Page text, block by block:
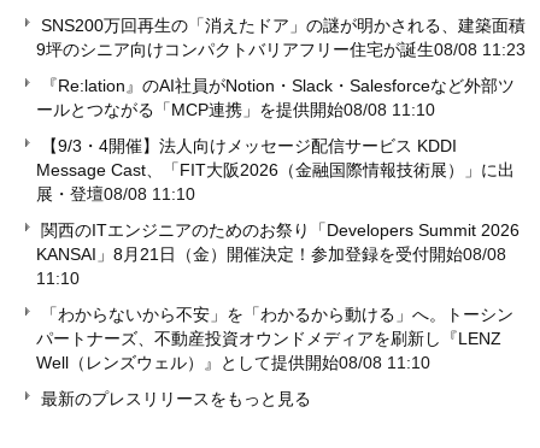
SNS200万回再生の「消えたドア」の謎が明かされる、建築面積
9坪のシニア向けコンパクトバリアフリー住宅が誕生08/08 11:23
『Re:lation』のAI社員がNotion・Slack・Salesforceなど外部ツ
ールとつながる「MCP連携」を提供開始08/08 11:10
【9/3・4開催】法人向けメッセージ配信サービス KDDI
Message Cast、「FIT大阪2026（金融国際情報技術展）」に出
展・登壇08/08 11:10
関西のITエンジニアのためのお祭り「Developers Summit 2026
KANSAI」8月21日（金）開催決定！参加登録を受付開始08/08
11:10
「わからないから不安」を「わかるから動ける」へ。トーシン
パートナーズ、不動産投資オウンドメディアを刷新し『LENZ
Well（レンズウェル）』として提供開始08/08 11:10
最新のプレスリリースをもっと見る